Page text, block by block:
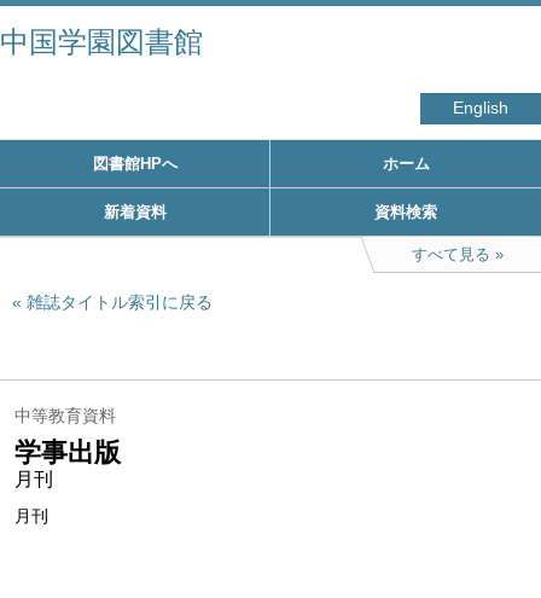
中国学園図書館
English
図書館HPへ ホーム
新着資料 資料検索
すべて見る
雑誌タイトル索引に戻る
中等教育資料
学事出版
月刊
月刊